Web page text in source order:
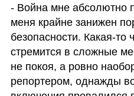
- Война мне абсолютно
меня крайне занижен
безопасности. Какая-то
стремится в сложные
не покоя, а ровно
репортером, однажды